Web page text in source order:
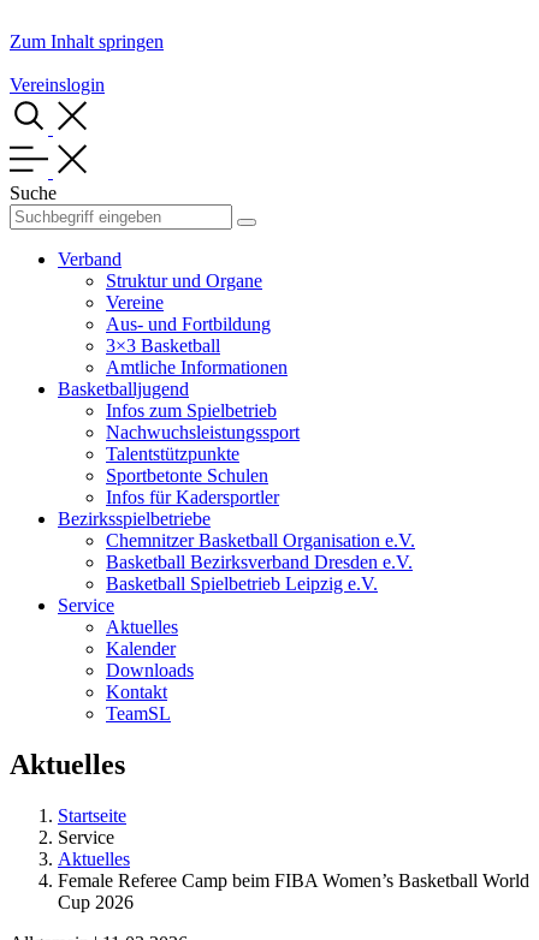
Zum Inhalt springen
Vereinslogin
Suche
Verband
Struktur und Organe
Vereine
Aus- und Fortbildung
3×3 Basketball
Amtliche Informationen
Basketballjugend
Infos zum Spielbetrieb
Nachwuchsleistungssport
Talentstützpunkte
Sportbetonte Schulen
Infos für Kadersportler
Bezirksspielbetriebe
Chemnitzer Basketball Organisation e.V.
Basketball Bezirksverband Dresden e.V.
Basketball Spielbetrieb Leipzig e.V.
Service
Aktuelles
Kalender
Downloads
Kontakt
TeamSL
Aktuelles
Startseite
Service
Aktuelles
Female Referee Camp beim FIBA Women’s Basketball World
Cup 2026